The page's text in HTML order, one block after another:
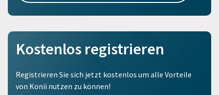
Kostenlos registrieren
Registrieren Sie sich jetzt kostenlos um alle Vorteile
von Konii nutzen zu können!